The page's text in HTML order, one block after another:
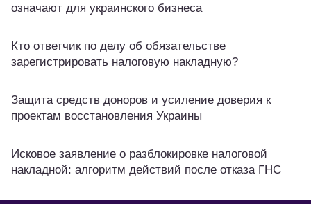
означают для украинского бизнеса
Кто ответчик по делу об обязательстве
зарегистрировать налоговую накладную?
Защита средств доноров и усиление доверия к
проектам восстановления Украины
Исковое заявление о разблокировке налоговой
накладной: алгоритм действий после отказа ГНС